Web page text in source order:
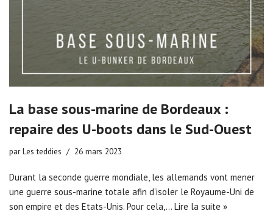
La base sous-marine de Bordeaux :
repaire des U-boots dans le Sud-Ouest
parLes teddies 26 mars 2023
Durant la seconde guerre mondiale, les allemands vont mener
une guerre sous-marine totale afin d’isoler le Royaume-Uni de
son empire et des Etats-Unis. Pour cela,… Lire la suite »